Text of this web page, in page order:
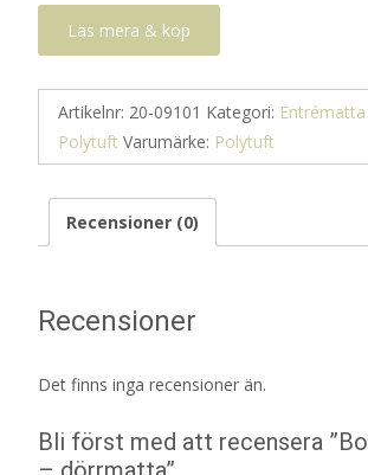
Läs mera & köp
Artikelnr: 20-09101 Kategori: Entrématta
Polytuft Varumärke: Polytuft
Recensioner (0)
Recensioner
Det finns inga recensioner än.
Bli först med att recensera